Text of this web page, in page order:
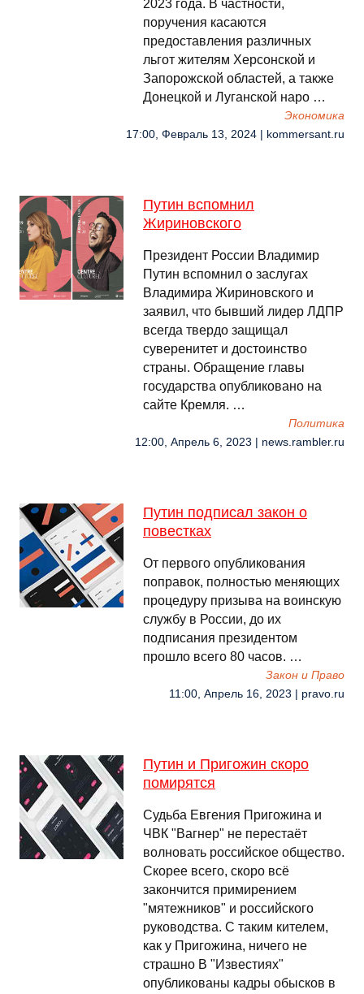
2023 года. В частности,
поручения касаются
предоставления различных
льгот жителям Херсонской и
Запорожской областей, а также
Донецкой и Луганской наро …
Экономика
17:00, Февраль 13, 2024 | kommersant.ru
Путин вспомнил
Жириновского
Президент России Владимир
Путин вспомнил о заслугах
Владимира Жириновского и
заявил, что бывший лидер ЛДПР
всегда твердо защищал
суверенитет и достоинство
страны. Обращение главы
государства опубликовано на
сайте Кремля. …
Политика
12:00, Апрель 6, 2023 | news.rambler.ru
Путин подписал закон о
повестках
От первого опубликования
поправок, полностью меняющих
процедуру призыва на воинскую
службу в России, до их
подписания президентом
прошло всего 80 часов. …
Закон и Право
11:00, Апрель 16, 2023 | pravo.ru
Путин и Пригожин скоро
помирятся
Судьба Евгения Пригожина и
ЧВК "Вагнер" не перестаёт
волновать российское общество.
Скорее всего, скоро всё
закончится примирением
"мятежников" и российского
руководства. С таким кителем,
как у Пригожина, ничего не
страшно В "Известиях"
опубликованы кадры обысков в